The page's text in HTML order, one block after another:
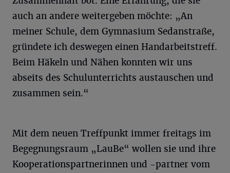
auch an andere weitergeben möchte: „An
meiner Schule, dem Gymnasium Sedanstraße,
gründete ich deswegen einen Handarbeitstreff.
Beim Häkeln und Nähen konnten wir uns
abseits des Schulunterrichts austauschen und
zusammen sein.“
Mit dem neuen Treffpunkt immer freitags im
Begegnungsraum „LauBe“ wollen sie und ihre
Kooperationspartnerinnen und -partner vom